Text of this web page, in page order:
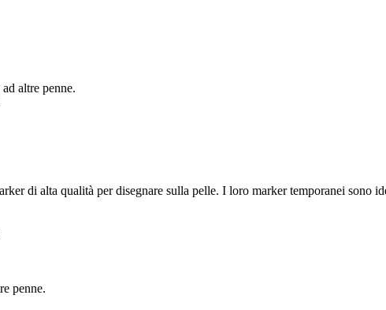
altre penne.
di alta qualità per disegnare sulla pelle. I loro marker temporanei sono
penne.